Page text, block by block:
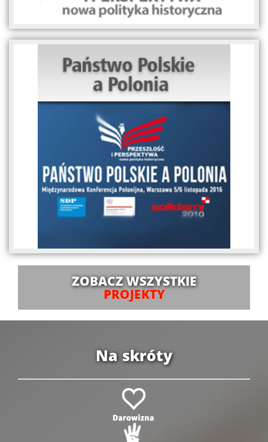
ZOBACZ WSZYSTKIE
PROJEKTY
Na skróty